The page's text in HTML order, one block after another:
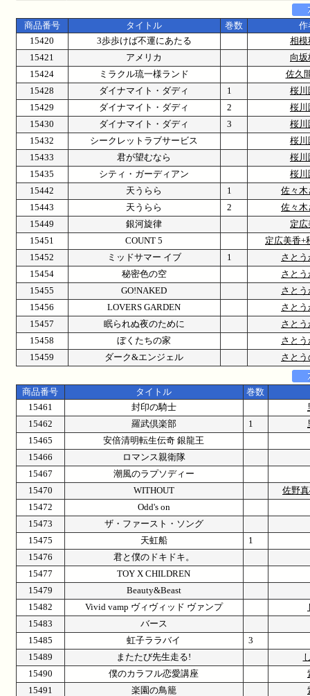
商品番号 タイトル 巻数
作
15420
3歩歩けば不運にあたる
相模
15421
アメリカ
向
15424
ミラクル琉一様ランド
佐久
15428
ダイナマイト・ダディ 1
桜川
15429
ダイナマイト・ダディ 2
桜川
15430
ダイナマイト・ダディ 3
桜川
15432
シークレットラブサービス
桜川
15433
君が望むなら
桜川
15435
シティ・ガーディアン
桜川
15442
天うらら 1
佐々木
15443
天うらら 2
佐々木
15449
銀河旋律
定
15451
COUNT 5
定広美香+
15452
ミッドサマー イブ 1
さと
15454
秘密色の空
さと
15455
GO!NAKED
さと
15456
LOVERS GARDEN
さと
15457
眠られぬ夜のために
さと
15458
ぼくたちの家
さと
15459
ダーク&エンジェル さと
商品番号 タイトル
巻数
15461
封印の騎士
15462
羅武倶楽部 1
15465
安倍清明転生伝奇 銀龍王
15466
ロマンス親衛隊
15467
潮風のラプソディー
15470
WITHOUT
佐野
15472
Odd's on
15473
ザ・ファースト・ソング
15475
天虹船
1
15476
君と僕のドキドキ。
15477
TOY X CHILDREN
15479
Beauty&Beast
15482
Vivid vamp ヴィヴィッド ヴァンプ
15483
バース
15485
虹子ララバイ
3
15489
またたび先生走る!
15490
僕のカラフル恋愛講座
15491
楽園の鳥籠